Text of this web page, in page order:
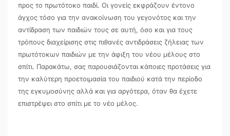
προς το πρωτότοκο παιδί. Οι γονείς εκφράζουν έντονο
άγχος τόσο για την ανακοίνωση του γεγονότος και την
αντίδραση των παιδιών τους σε αυτή, όσο και για τους
τρόπους διαχείρισης στις πιθανές αντιδράσεις ζήλειας των
πρωτότοκων παιδιών με την άφιξη του νέου μέλους στο
σπίτι. Παρακάτω, σας παρουσιάζονται κάποιες προτάσεις για
την καλύτερη προετοιμασία του παιδιού κατά την περίοδο
της εγκυμοσύνης αλλά και για αργότερα, όταν θα έχετε
επιστρέψει στο σπίτι με το νέο μέλος.